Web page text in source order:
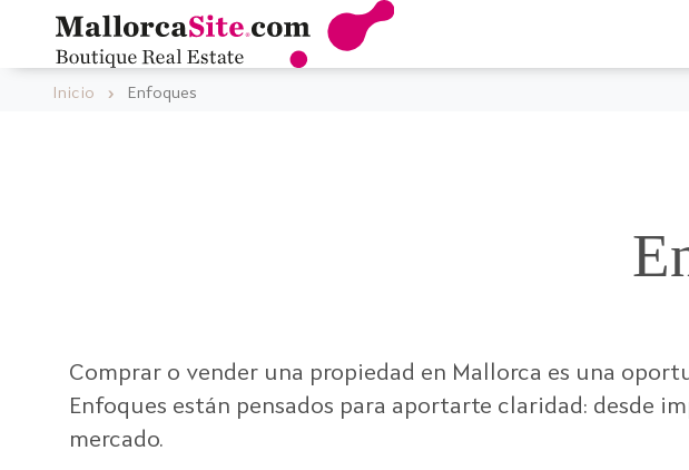
Inicio Enfoques
Comprar o vender una propiedad en Mallorca es una
Enfoques están pensados para aportarte claridad: desde
mercado.